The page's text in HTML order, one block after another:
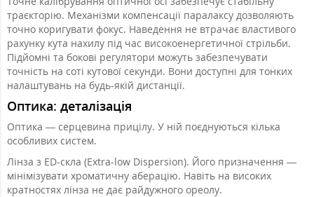
траєкторію. Механізми компенсації паралаксу дозволяють
точно коригувати фокус. Наведення не втрачає властивого
рахунку кута нахилу під час високоенергетичної стрільби.
Підйомні та бокові регулятори можуть забезпечувати
точність на соті кутової секунди. Вони доступні для тонких
налаштувань на будь-якій дистанції.
Оптика: деталізація
Оптика — серцевина прицілу. У ній поєднуються кілька
особливих систем.
Лінза з ED-скла (Extra-low Dispersion). Його призначення —
мінімізувати хроматичну аберацію. Навіть на високих
кратностях лінза не дає райдужного ореолу.